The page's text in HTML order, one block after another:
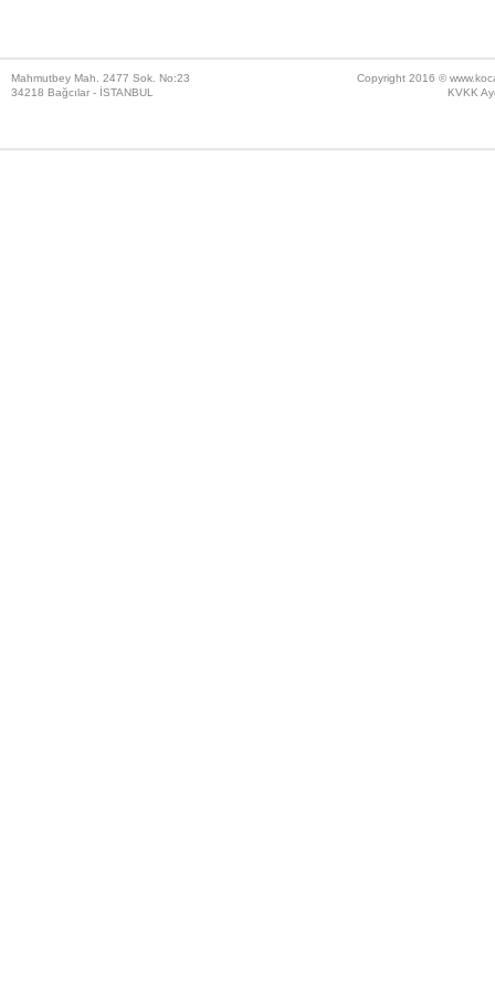
Mahmutbey Mah. 2477 Sok. No:23
34218 Bağcılar - İSTANBUL
Copyright 2016 ©
KVKK